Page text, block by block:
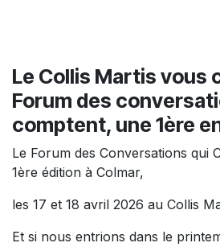
Le Collis Martis vous
Forum des
comptent, une 1ère
Le Forum des Conversations qui
1ère édition à Colmar,
les 17 et 18 avril 2026 au Collis
Et si nous entrions dans le